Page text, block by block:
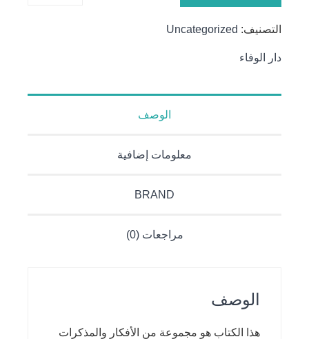
التصنيف: Uncategorized
دار الوفاء
الوصف
معلومات إضافية
BRAND
مراجعات (0)
الوصف
هذا الكتاب هو مجموعة من الأفكار والمذكرات